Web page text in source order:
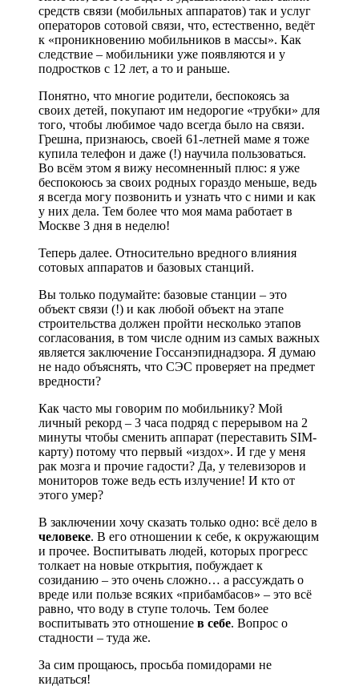
средств связи (мобильных аппаратов) так и услуг
операторов сотовой связи, что, естественно, ведёт
к «проникновению мобильников в массы». Как
следствие – мобильники уже появляются и у
подростков с 12 лет, а то и раньше.
Понятно, что многие родители, беспокоясь за
своих детей, покупают им недорогие «трубки» для
того, чтобы любимое чадо всегда было на связи.
Грешна, признаюсь, своей 61-летней маме я тоже
купила телефон и даже (!) научила пользоваться.
Во всём этом я вижу несомненный плюс: я уже
беспокоюсь за своих родных гораздо меньше, ведь
я всегда могу позвонить и узнать что с ними и как
у них дела. Тем более что моя мама работает в
Москве 3 дня в неделю!
Теперь далее. Относительно вредного влияния
сотовых аппаратов и базовых станций.
Вы только подумайте: базовые станции – это
объект связи (!) и как любой объект на этапе
строительства должен пройти несколько этапов
согласования, в том числе одним из самых важных
является заключение Госсанэпиднадзора. Я думаю
не надо объяснять, что СЭС проверяет на предмет
вредности?
Как часто мы говорим по мобильнику? Мой
личный рекорд – 3 часа подряд с перерывом на 2
минуты чтобы сменить аппарат (переставить SIM-
карту) потому что первый «издох». И где у меня
рак мозга и прочие гадости? Да, у телевизоров и
мониторов тоже ведь есть излучение! И кто от
этого умер?
В заключении хочу сказать только одно: всё дело в
человеке. В его отношении к себе, к окружающим
и прочее. Воспитывать людей, которых прогресс
толкает на новые открытия, побуждает к
созиданию – это очень сложно… а рассуждать о
вреде или пользе всяких «прибамбасов» – это всё
равно, что воду в ступе толочь. Тем более
воспитывать это отношение в себе. Вопрос о
стадности – туда же.
За сим прощаюсь, просьба помидорами не
кидаться!